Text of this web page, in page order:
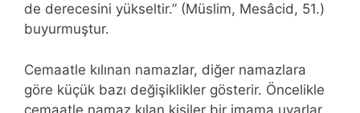
de derecesini yükseltir.” (Müslim, Mesâcid, 51.)
buyurmuştur.
Cemaatle kılınan namazlar, diğer namazlara
göre küçük bazı değişiklikler gösterir. Öncelikle
cemaatle namaz kılan kişiler bir imama uyarlar.